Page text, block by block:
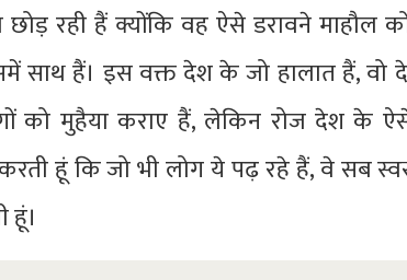
रही हैं क्योंकि वह ऐसे डरावने माहौल
साथ हैं। इस वक्त देश के जो हालात हैं, वो
को मुहैया कराए हैं, लेकिन रोज देश के
हूं कि जो भी लोग ये पढ़ रहे हैं, वे सब
हूं।